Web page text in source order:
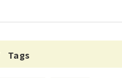
Tags